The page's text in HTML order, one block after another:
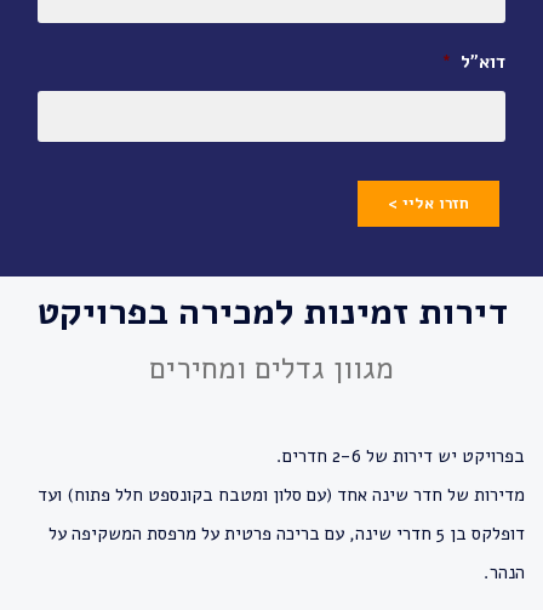
דוא״ל *
חזרו אליי >
דירות זמינות למכירה בפרויקט
מגוון גדלים ומחירים
בפרויקט יש דירות של 2-6 חדרים.
מדירות של חדר שינה אחד (עם סלון ומטבח בקונספט חלל פתוח) ועד
דופלקס בן 5 חדרי שינה, עם בריכה פרטית על מרפסת המשקיפה על
הנהר.